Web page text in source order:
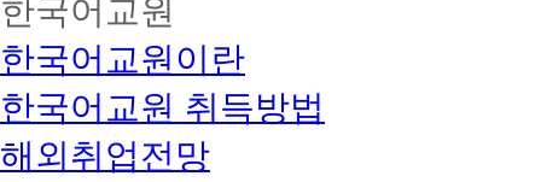
한국어교원
한국어교원이란
한국어교원 취득방법
해외취업전망